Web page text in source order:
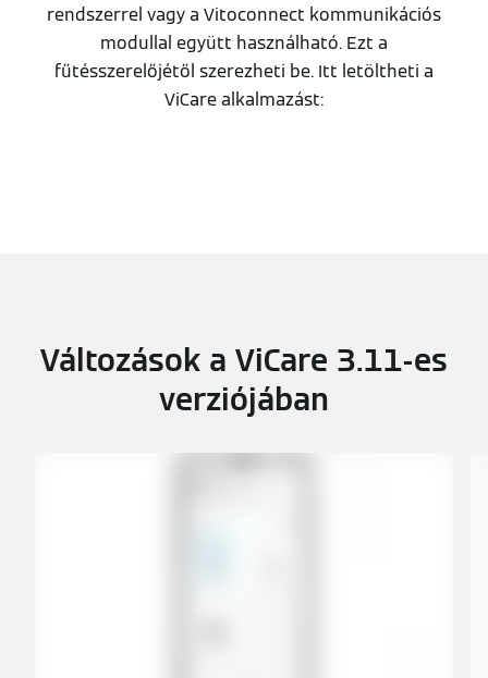
rendszerrel vagy a Vitoconnect kommunikációs
modullal együtt használható. Ezt a
fűtésszerelőjétől szerezheti be. Itt letöltheti a
ViCare alkalmazást:
Változások a ViCare 3.11-es
verziójában